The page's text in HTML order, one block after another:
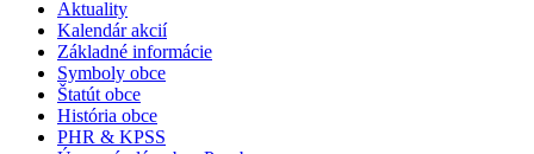
Aktuality
Kalendár akcií
Základné informácie
Symboly obce
Štatút obce
História obce
PHR & KPSS